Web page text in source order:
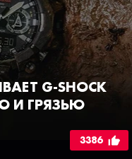
G-SHOCK
И ГРЯЗЬЮ
3386